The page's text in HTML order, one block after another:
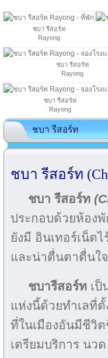
ชบา รีสอร์ท
Rayong
ชบา รีสอร์ท
Rayong
ชบา รีสอร์ท
Rayong
ชบา รีสอร์ท
ชบา รีสอร์ท
ชบา รีสอร์ท
ประกอบด้วยห้อง
ยังมี อินเทอร์เน็ต
และน่าตื่นตาตื่นใจ
ชบารีสอร์ท เป็
แห่งนี้ด้วยทำเลที่
ที่ในเมืองอันมีชีวิ
เตรียมบริการ นว